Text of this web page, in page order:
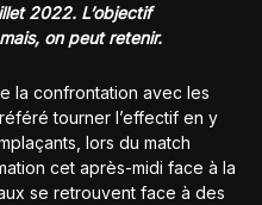
2022. L’objectif
on peut retenir.
la confrontation avec les
tourner l’effectif en y
lors du match
cet après-midi face à la
se retrouvent face à des